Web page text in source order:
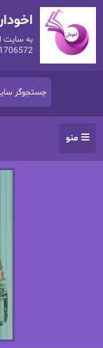
به سایت
منو